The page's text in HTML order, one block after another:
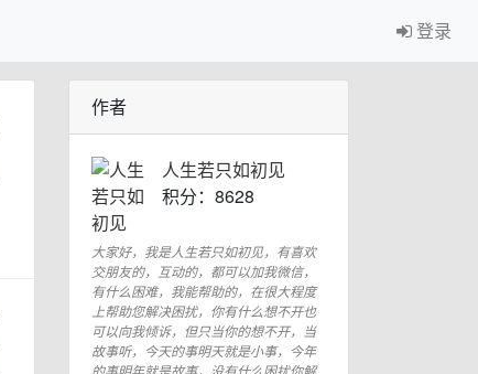
登录
作者
人生若只如初见
积分：8628
大家好，我是人生若只如初见，有喜欢
交朋友的，互动的，都可以加我微信，
有什么困难，我能帮助的，在很大程度
上帮助您解决困扰，你有什么想不开也
可以向我倾诉，但只当你的想不开，当
故事听，今天的事明天就是小事，今年
的事明年就是故事，没有什么困扰你解